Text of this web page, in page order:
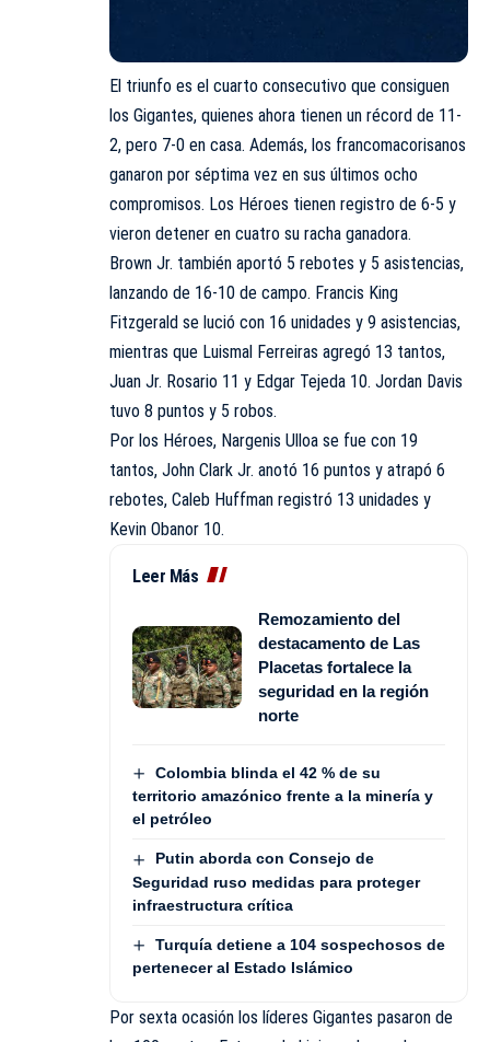
El triunfo es el cuarto consecutivo que consiguen
los Gigantes, quienes ahora tienen un récord de 11-
2, pero 7-0 en casa. Además, los francomacorisanos
ganaron por séptima vez en sus últimos ocho
compromisos. Los Héroes tienen registro de 6-5 y
vieron detener en cuatro su racha ganadora.
Brown Jr. también aportó 5 rebotes y 5 asistencias,
lanzando de 16-10 de campo. Francis King
Fitzgerald se lució con 16 unidades y 9 asistencias,
mientras que Luismal Ferreiras agregó 13 tantos,
Juan Jr. Rosario 11 y Edgar Tejeda 10. Jordan Davis
tuvo 8 puntos y 5 robos.
Por los Héroes, Nargenis Ulloa se fue con 19
tantos, John Clark Jr. anotó 16 puntos y atrapó 6
rebotes, Caleb Huffman registró 13 unidades y
Kevin Obanor 10.
Leer Más
Remozamiento del
destacamento de Las
Placetas fortalece la
seguridad en la región
norte
Colombia blinda el 42 % de su
territorio amazónico frente a la minería y
el petróleo
Putin aborda con Consejo de
Seguridad ruso medidas para proteger
infraestructura crítica
Turquía detiene a 104 sospechosos de
pertenecer al Estado Islámico
Por sexta ocasión los líderes Gigantes pasaron de